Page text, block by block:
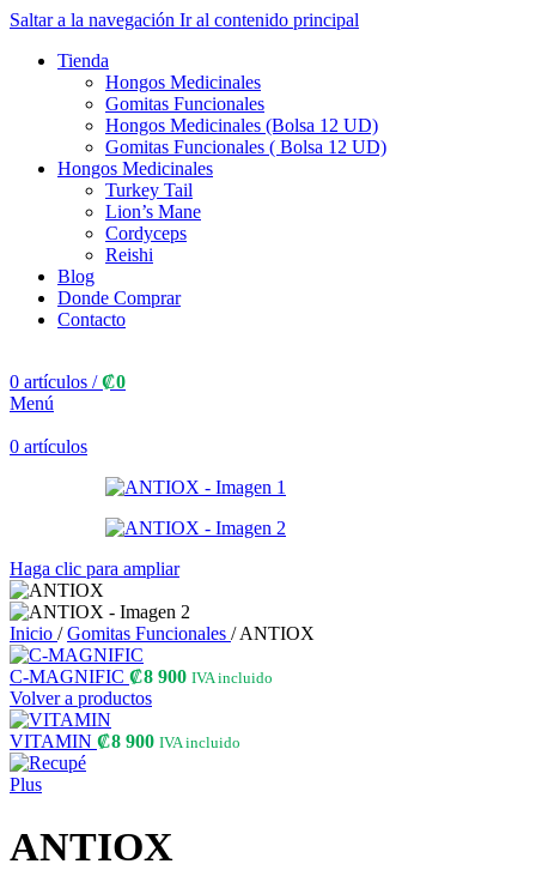
Saltar a la navegación Ir al contenido principal
Tienda
Hongos Medicinales
Gomitas Funcionales
Hongos Medicinales (Bolsa 12 UD)
Gomitas Funcionales ( Bolsa 12 UD)
Hongos Medicinales
Turkey Tail
Lion’s Mane
Cordyceps
Reishi
Blog
Donde Comprar
Contacto
0 artículos / ₡0
Menú
0 artículos
Haga clic para ampliar
Inicio / Gomitas Funcionales / ANTIOX
C-MAGNIFIC ₡8 900 IVA incluido
Volver a productos
VITAMIN ₡8 900 IVA incluido
ANTIOX